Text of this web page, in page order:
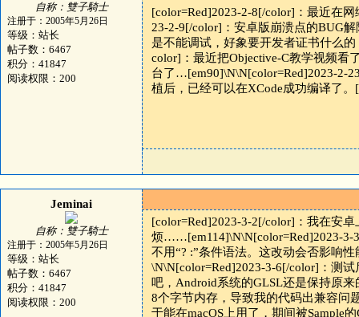
自称：雙子騎士
注册于：2005年5月26日
等级：站长
帖子数：6467
积分：41847
阅读权限：200
[color=Red]2023-2-8[/color]：最近在
23-2-9[/color]：安卓版崩溃点的BUG
是不能调试，好象要开发者证书什么
color]：最近把Objective-C教学视频看
台了…[em90]\N\N[color=Red]2023-2-
植后，已经可以在XCode成功编译了。
Jeminai
自称：雙子騎士
注册于：2005年5月26日
等级：站长
帖子数：6467
积分：41847
阅读权限：200
[color=Red]2023-3-2[/color]：我在安
烦……[em114]\N\N[color=Red]2023-3-
不用“? :”条件语法。这改动会否影响
\N\N[color=Red]2023-3-6[/color]：测
吧，Android系统的GLSL还是保持原
8个字节内存，导致我的代码出兼容问
于能在macOS上用了，期间被Sample